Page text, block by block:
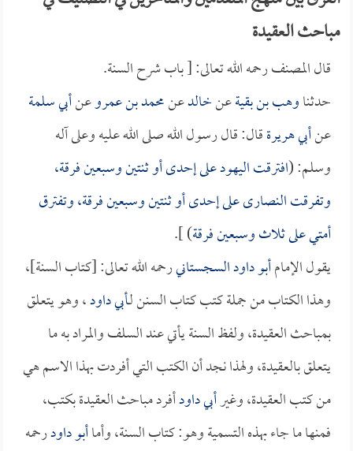
مباحث العقيدة
قال المصنف رحمه الله تعالى: [ باب شرح السنة.
حدثناوهب بن بقيةعنخالدعنمحمد بن عمروعنأبي سلمة
عنأبي هريرةقال: قال رسول الله صلى الله عليه وعلى آله
وسلم: (افترقت اليهود على إحدى أو ثنتين وسبعين فرقة،
وتفرقت النصارى على إحدى أو ثنتين وسبعين فرقة، وتفترق
أمتي على ثلاث وسبعين فرقة) ].
يقول الإمامأبو داود السجستانيرحمه الله تعالى: [كتاب السنة]،
وهذا الكتاب من جملة كتب كتاب السنن لـأبي داود، وهو يتعلق
بمباحث العقيدة، ولفظ السنة يأتي عند السلف والمراد به ما
يتعلق بالعقيدة، ولهذا نجد أن الكتب التي أفردت بهذا الاسم هي
من كتب العقيدة، وغيرأبي داودأفرد مباحث العقيدة بكتب،
فمنها ما جاء بهذه التسمية وهو: كتاب السنة، وأماأبو داودرحمه